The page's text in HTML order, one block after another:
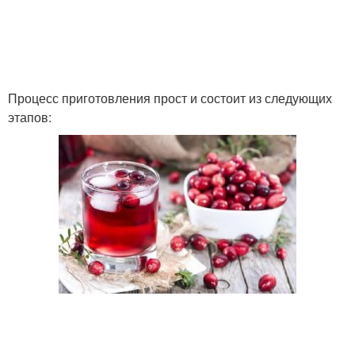
Процесс приготовления прост и состоит из следующих
этапов: